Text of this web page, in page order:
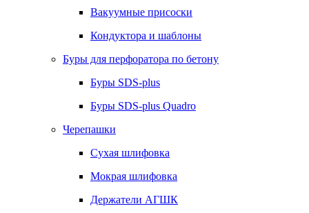
Вакуумные присоски
Кондуктора и шаблоны
Буры для перфоратора по бетону
Буры SDS-plus
Буры SDS-plus Quadro
Черепашки
Сухая шлифовка
Мокрая шлифовка
Держатели АГШК